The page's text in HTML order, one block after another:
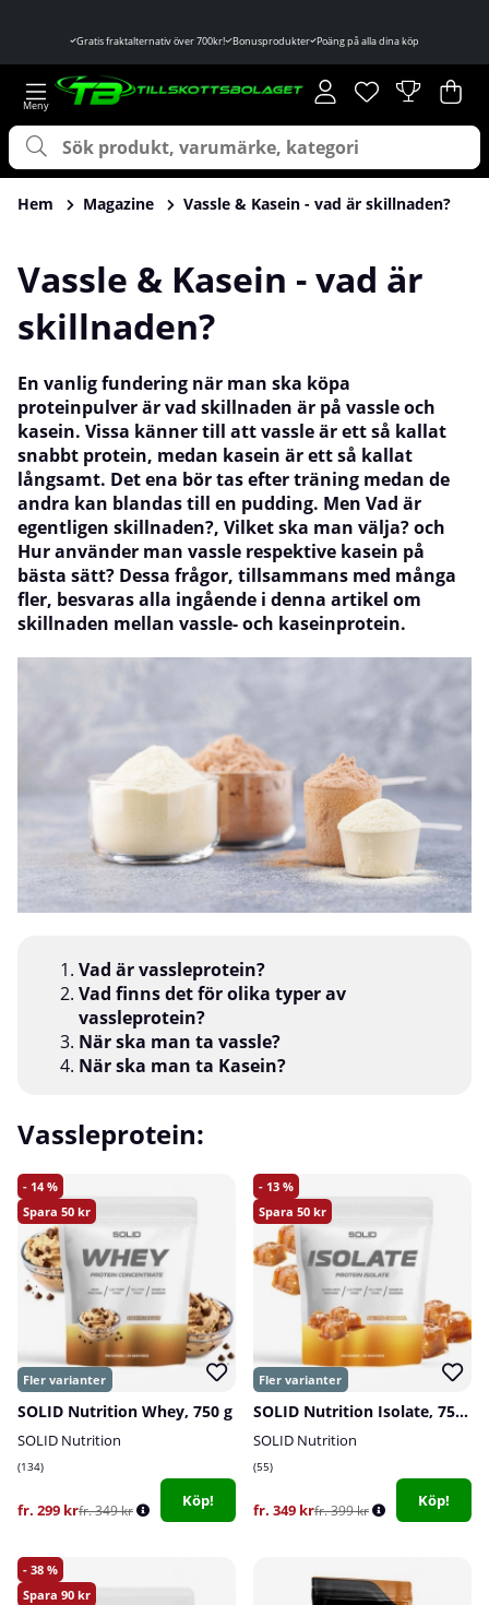
Gratis fraktalternativ över 700kr! Bonusprodukter Poäng på alla dina köp
Önskelista
Antal i
. .
Hem Magazine Vassle & Kasein - vad är skillnaden?
Vassle & Kasein - vad är
skillnaden?
En vanlig fundering när man ska köpa
proteinpulver är vad skillnaden är på vassle och
kasein. Vissa känner till att vassle är ett så kallat
snabbt protein, medan kasein är ett så kallat
långsamt. Det ena bör tas efter träning medan de
andra kan blandas till en pudding. Men Vad är
egentligen skillnaden?, Vilket ska man välja? och
Hur använder man vassle respektive kasein på
bästa sätt? Dessa frågor, tillsammans med många
fler, besvaras alla ingående i denna artikel om
skillnaden mellan vassle- och kaseinprotein.
Vad är vassleprotein?
Vad finns det för olika typer av
vassleprotein?
När ska man ta vassle?
När ska man ta Kasein?
Vassleprotein:
14
50
SOLID Nutrition Whey, 750 g
SOLID Nutrition
134
fr. 299 krfr. 349 kr
Köp!
13
50
SOLID Nutrition Isolate, 750 g
SOLID Nutrition
55
fr. 349 krfr. 399 kr
Köp!
38
90